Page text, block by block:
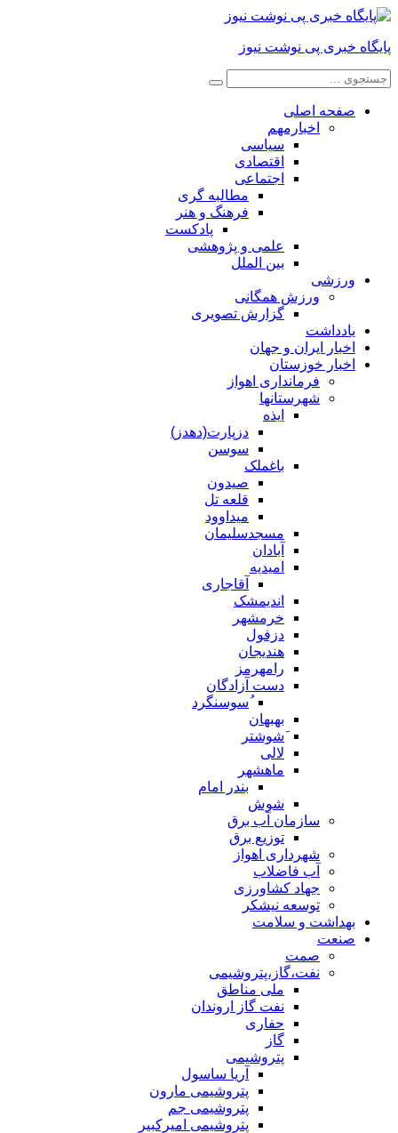
پایگاه خبری پی نوشت نیوز
صفحه اصلی
اخبارمهم
سیاسی
اقتصادی
اجتماعی
مطالبه گری
فرهنگ و هنر
پادکست
علمی و پژوهشی
بین الملل
ورزشی
ورزش همگانی
گزارش تصویری
یادداشت
اخبار ایران و جهان
اخبار خوزستان
فرمانداری اهواز
شهرستانها
ایذه
دزپارت(دهدز)
سوسن
باغملک
صیدون
قلعه تل
میداوود
مسجدسلیمان
آبادان
امیدیه
آقاجاری
اندیمشک
خرمشهر
دزفول
هندیجان
رامهرمز
دست آزادگان
ُسوسنگرد
بهبهان
َشوشتر
لالی
ماهشهر
بندر امام
شوش
سازمان آب برق
توزیع برق
شهرداری اهواز
آب فاضلاب
جهاد کشاورزی
توسعه نیشکر
بهداشت و سلامت
صنعت
صمت
نفت،گاز،پتروشیمی
ملی مناطق
نفت گاز اروندان
حفاری
گاز
پتروشیمی
آریا ساسول
پتروشیمی مارون
پتروشیمی جم
پتروشیمی امیرکبیر